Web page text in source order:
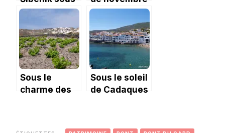
la grisaille
2019 : sous le
signe de la
créativité
Sous le
charme des
Sous le soleil
de Cadaques